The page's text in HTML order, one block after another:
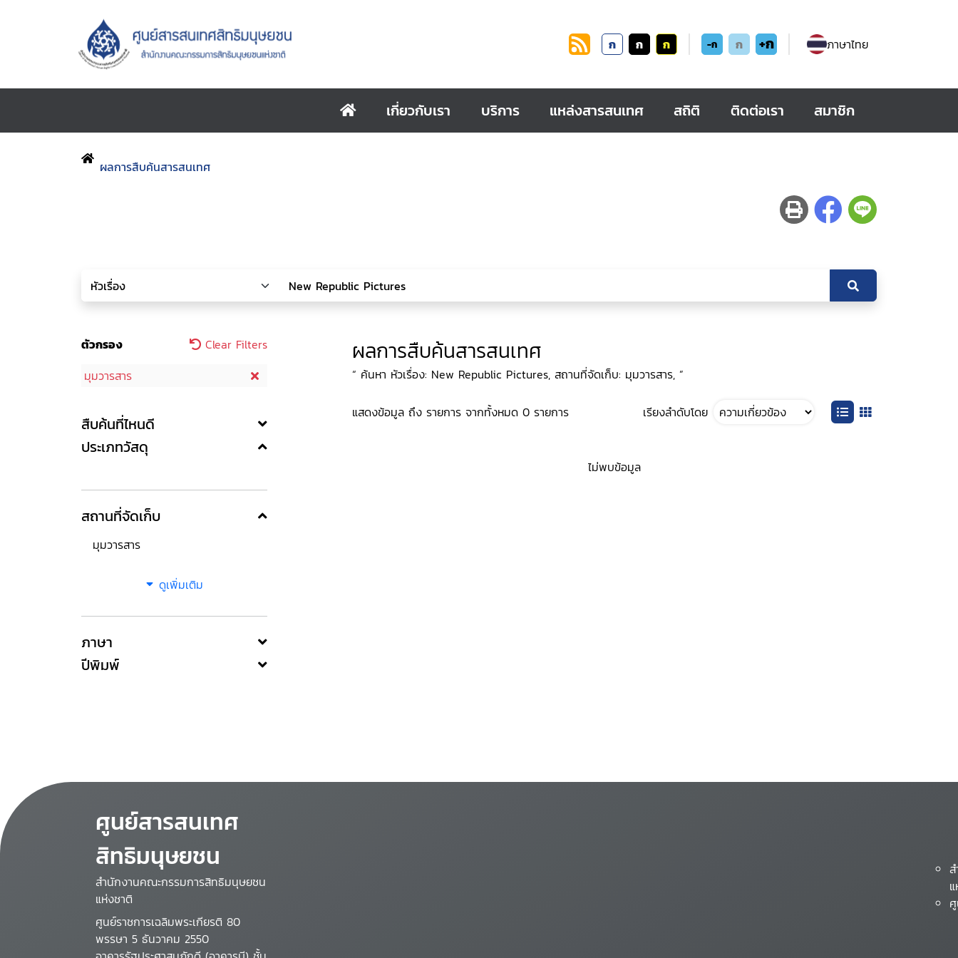
ก ก ก -ก ก +ก ภาษาไทย
เกี่ยวกับเรา บริการ แหล่งสารสนเทศ สถิติ ติดต่อเรา สมาชิก
ผลการสืบค้นสารสนเทศ
ตัวกรอง
Clear Filters
มุมวารสาร
สืบค้นที่ไหนดี
ประเภทวัสดุ
สถานที่จัดเก็บ
มุมวารสาร
ดูเพิ่มเติม
ภาษา
ปีพิมพ์
ผลการสืบค้นสารสนเทศ
“ ค้นหา หัวเรื่อง: New Republic Pictures, สถานที่จัดเก็บ: มุมวารสาร, ”
แสดงข้อมูล ถึง รายการ จากทั้งหมด 0 รายการ เรียงลำดับโดย
ไม่พบข้อมูล
ศูนย์สารสนเทศ
สิทธิมนุษยชน
สำนักงานคณะกรรมการสิทธิมนุษยชน
แห่งชาติ
ศูนย์ราชการเฉลิมพระเกียรติ 80
พรรษา 5 ธันวาคม 2550